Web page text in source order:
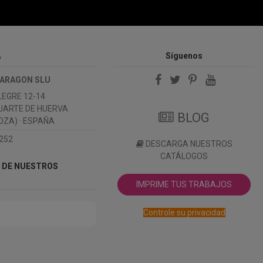
SLU
12-14
DE HUERVA
· ESPAÑA
NUESTROS
Síguenos
BLOG
DESCARGA NUESTROS
CATÁLOGOS
IMPRIME TUS TRABAJOS
Controle su privacidad